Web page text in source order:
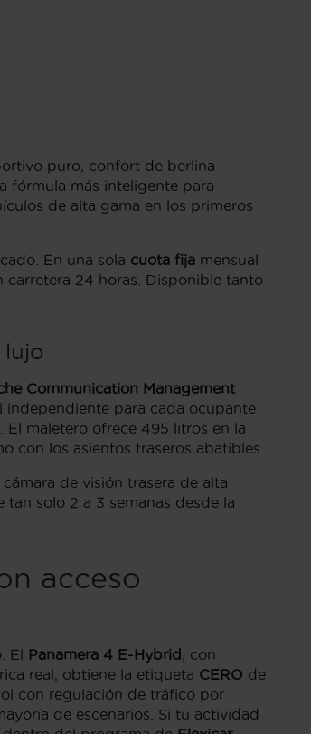
puro, confort de berlina
fórmula más inteligente para
de alta gama en los primeros
En una sola cuota fija mensual
carretera 24 horas. Disponible tanto
lujo
Communication Management
para cada ocupante
maletero ofrece 495 litros en la
con los asientos traseros abatibles.
de visión trasera de alta
tan solo 2 a 3 semanas desde la
acceso
El Panamera 4 E-Hybrid , con
real, obtiene la etiqueta CERO de
con regulación de tráfico por
de escenarios. Si tu actividad